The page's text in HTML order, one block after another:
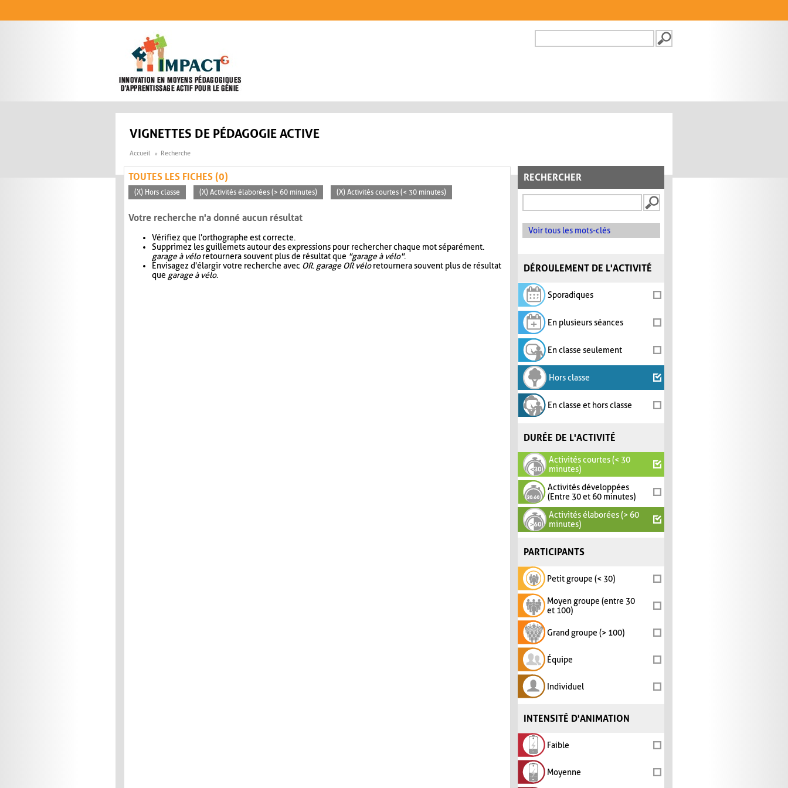
FORMULAIRE DE
VIGNETTES DE PÉDAGOGIE ACTIVE
Accueil Recherche
RECHERCHER
Voir tous les mots-clés
DÉROULEMENT DE L'ACTIVITÉ
Sporadiques
En plusieurs séances
En classe seulement
Hors classe
En classe et hors classe
DURÉE DE L'ACTIVITÉ
Activités courtes (< 30
minutes)
Activités développées
(Entre 30 et 60 minutes)
Activités élaborées (> 60
minutes)
PARTICIPANTS
Petit groupe (< 30)
Moyen groupe (entre 30
et 100)
Grand groupe (> 100)
Équipe
Individuel
INTENSITÉ D'ANIMATION
Faible
Moyenne
TOUTES LES FICHES (0)
(X) Hors classe (X) Activités élaborées (> 60 minutes) (X) Activités courtes (< 30 minutes)
Votre recherche n'a donné aucun résultat
Vérifiez que l'orthographe est correcte.
Supprimez les guillemets autour des expressions pour rechercher chaque mot séparément.
garage à véloretournera souvent plus de résultat que "garage à vélo".
Envisagez d'élargir votre recherche avec OR. garage OR véloretournera souvent plus de résultat
que garage à vélo.